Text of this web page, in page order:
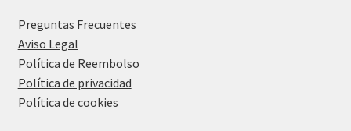
Preguntas Frecuentes
Aviso Legal
Política de Reembolso
Política de privacidad
Política de cookies